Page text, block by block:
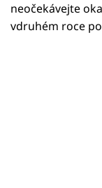
neočekávejte
vdruhém roce